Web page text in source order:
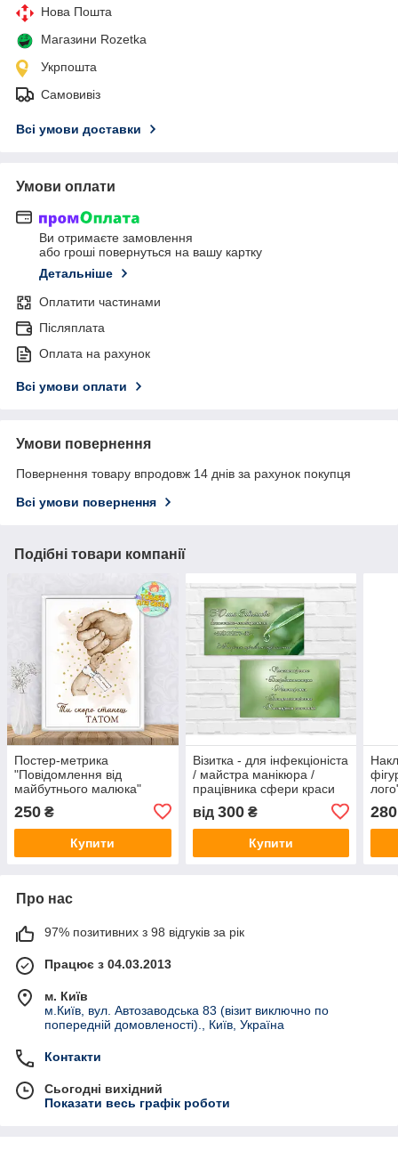
Нова Пошта
Магазини Rozetka
Укрпошта
Самовивіз
Всі умови доставки
Умови оплати
Ви отримаєте замовлення
або гроші повернуться на вашу картку
Детальніше
Оплатити частинами
Післяплата
Оплата на рахунок
Всі умови оплати
Умови повернення
Повернення товару впродовж 14 днів за рахунок покупця
Всі умови повернення
Подібні товари компанії
Постер-метрика
"Повідомлення від
майбутнього малюка"
сповістити про вагітність
чоловіку / тату руки а4
250 ₴
Купити
Візитка - для інфекціоніста
/ майстра манікюра /
працівника сфери краси
від 300₴
Купити
280
Про нас
97% позитивних з 98 відгуків за рік
Працює з 04.03.2013
м. Київ
м.Київ, вул. Автозаводська 83 (візит виключно по
попередній домовленості)., Київ, Україна
Контакти
Сьогодні вихідний
Показати весь графік роботи